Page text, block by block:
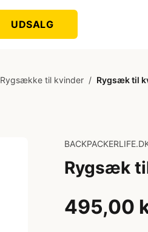
UDSALG
Rygsække til kvinder / Rygsæk til
Rygsæk
495,00